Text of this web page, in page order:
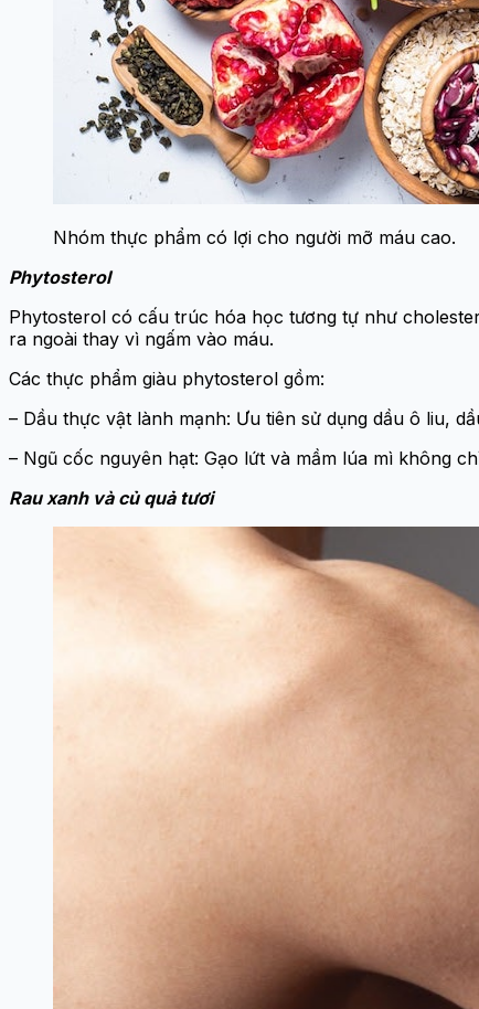
Nhóm thực phẩm có lợi cho người mỡ máu cao.
Phytosterol
Phytosterol có cấu trúc hóa học tương tự như
ra ngoài thay vì ngấm vào máu.
Các thực phẩm giàu phytosterol gồm:
– Dầu thực vật lành mạnh: Ưu tiên sử dụng dầu ô liu,
– Ngũ cốc nguyên hạt: Gạo lứt và mầm lúa mì không
Rau xanh và củ quả tươi